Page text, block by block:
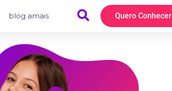
blog amais Quero Conhecer